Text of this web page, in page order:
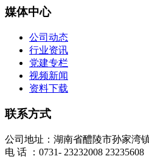
媒体中心
公司动态
行业资讯
党建专栏
视频新闻
资料下载
联系方式
公司地址：湖南省醴陵市孙家湾
电 话 ：0731- 23232008 23235608